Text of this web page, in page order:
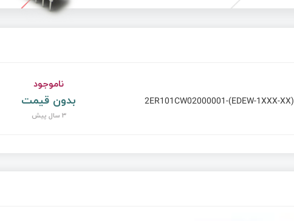
2ER101CW02000001-(EDEW-1XXX-XX)
ناموجود
بدون قیمت
3 سال پیش